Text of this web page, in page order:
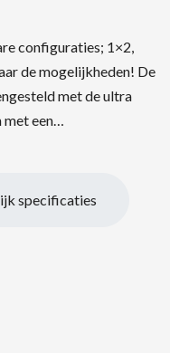
configuraties; 1×2,
de mogelijkheden! De
met de ultra
een…
specificaties